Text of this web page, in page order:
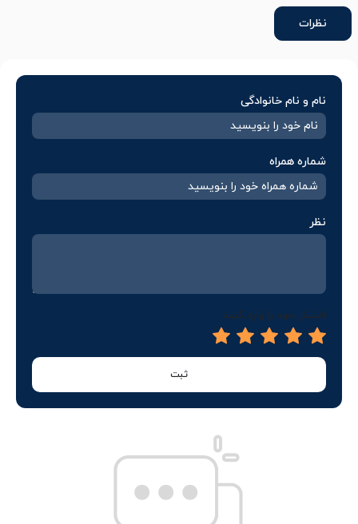
نظرات
نام و نام خانوادگی
شماره همراه
نظر
امتیاز خود را وارد کنید
ثبت